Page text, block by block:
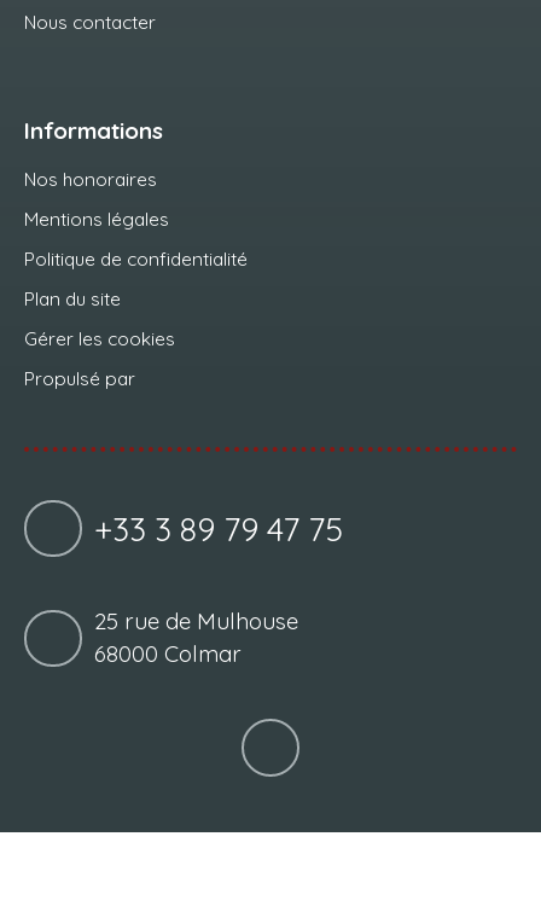
Nous contacter
Informations
Nos honoraires
Mentions légales
Politique de confidentialité
Plan du site
Gérer les cookies
Propulsé par
+33 3 89 79 47 75
25 rue de Mulhouse
68000 Colmar